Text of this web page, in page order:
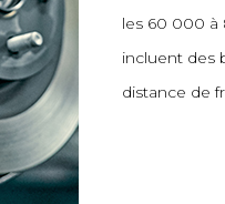
les 60 000 à
incluent des
distance de